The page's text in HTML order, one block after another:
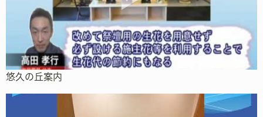
悠久の丘案内